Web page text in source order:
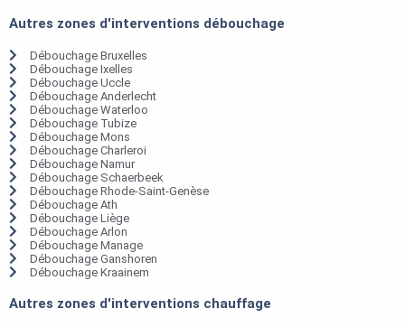
Autres zones d'interventions débouchage
Débouchage Bruxelles
Débouchage Ixelles
Débouchage Uccle
Débouchage Anderlecht
Débouchage Waterloo
Débouchage Tubize
Débouchage Mons
Débouchage Charleroi
Débouchage Namur
Débouchage Schaerbeek
Débouchage Rhode-Saint-Genèse
Débouchage Ath
Débouchage Liège
Débouchage Arlon
Débouchage Manage
Débouchage Ganshoren
Débouchage Kraainem
Autres zones d'interventions chauffage